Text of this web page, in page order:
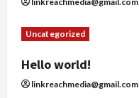
Uncategorized
Hello world!
linkreachmedia@gmail.com